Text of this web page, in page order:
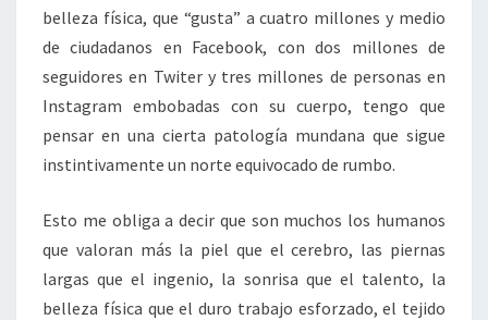
belleza física, que “gusta” a cuatro millones y medio
de ciudadanos en Facebook, con dos millones de
seguidores en Twiter y tres millones de personas en
Instagram embobadas con su cuerpo, tengo que
pensar en una cierta patología mundana que sigue
instintivamente un norte equivocado de rumbo.
Esto me obliga a decir que son muchos los humanos
que valoran más la piel que el cerebro, las piernas
largas que el ingenio, la sonrisa que el talento, la
belleza física que el duro trabajo esforzado, el tejido